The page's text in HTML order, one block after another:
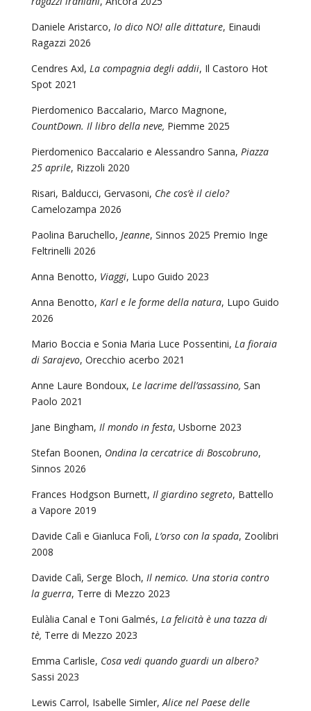
Daniele Aristarco, Io dico NO! alle dittature, Einaudi
Ragazzi 2026
Cendres Axl, La compagnia degli addii, Il Castoro Hot
Spot 2021
Pierdomenico Baccalario, Marco Magnone,
CountDown. Il libro della neve, Piemme 2025
Pierdomenico Baccalario e Alessandro Sanna, Piazza
25 aprile, Rizzoli 2020
Risari, Balducci, Gervasoni, Che cos’è il cielo?
Camelozampa 2026
Paolina Baruchello, Jeanne, Sinnos 2025 Premio Inge
Feltrinelli 2026
Anna Benotto, Viaggi, Lupo Guido 2023
Anna Benotto, Karl e le forme della natura, Lupo Guido
2026
Mario Boccia e Sonia Maria Luce Possentini, La fioraia
di Sarajevo, Orecchio acerbo 2021
Anne Laure Bondoux, Le lacrime dell’assassino, San
Paolo 2021
Jane Bingham, Il mondo in festa, Usborne 2023
Stefan Boonen, Ondina la cercatrice di Boscobruno,
Sinnos 2026
Frances Hodgson Burnett, Il giardino segreto, Battello
a Vapore 2019
Davide Calì e Gianluca Folì, L’orso con la spada, Zoolibri
2008
Davide Calì, Serge Bloch, Il nemico. Una storia contro
la guerra, Terre di Mezzo 2023
Eulàlia Canal e Toni Galmés, La felicità è una tazza di
tè, Terre di Mezzo 2023
Emma Carlisle, Cosa vedi quando guardi un albero?
Sassi 2023
Lewis Carrol, Isabelle Simler,Alice nel Paese delle